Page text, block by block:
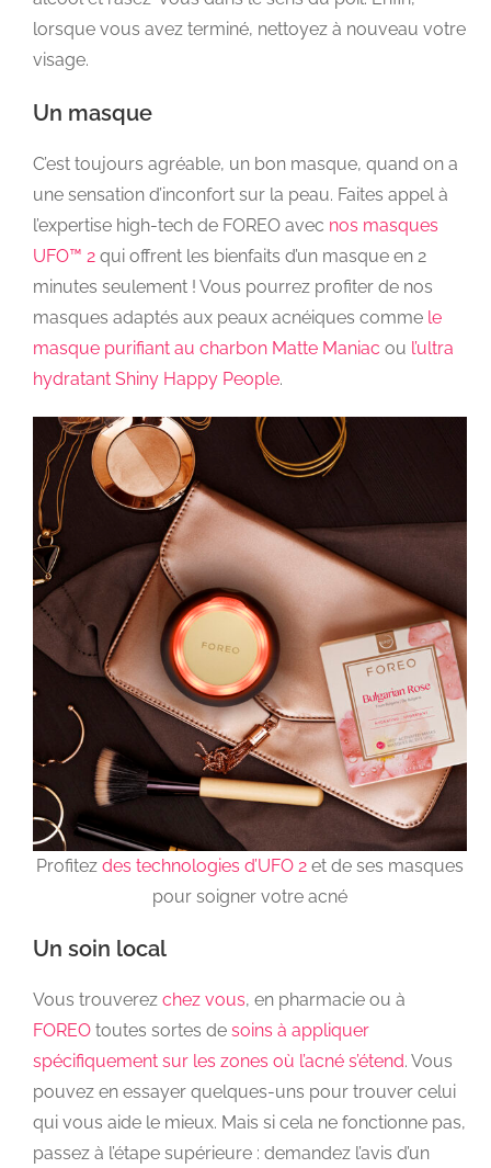
lorsque vous avez terminé, nettoyez à nouveau votre
visage.
Un masque
C’est toujours agréable, un bon masque, quand on a
une sensation d’inconfort sur la peau. Faites appel à
l’expertise high-tech de FOREO avec nos masques
UFO™ 2 qui offrent les bienfaits d’un masque en 2
minutes seulement ! Vous pourrez profiter de nos
masques adaptés aux peaux acnéiques comme le
masque purifiant au charbon Matte Maniac ou l’ultra
hydratant Shiny Happy People.
Profitez des technologies d’UFO 2et de ses masques
pour soigner votre acné
Un soin local
Vous trouverez chez vous, en pharmacie ou à
FOREO toutes sortes de soins à appliquer
spécifiquement sur les zones où l’acné s’étend. Vous
pouvez en essayer quelques-uns pour trouver celui
qui vous aide le mieux. Mais si cela ne fonctionne pas,
passez à l’étape supérieure : demandez l’avis d’un